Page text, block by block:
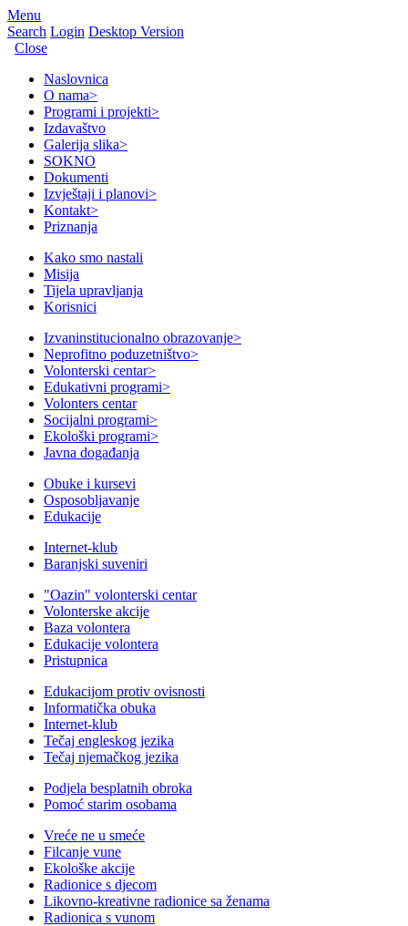
Menu
Search Login Desktop Version
Close
Naslovnica
O nama>
Programi i projekti>
Izdavaštvo
Galerija slika>
SOKNO
Dokumenti
Izvještaji i planovi>
Kontakt>
Priznanja
Kako smo nastali
Misija
Tijela upravljanja
Korisnici
Izvaninstitucionalno obrazovanje>
Neprofitno poduzetništvo>
Volonterski centar>
Edukativni programi>
Volonters centar
Socijalni programi>
Ekološki programi>
Javna događanja
Obuke i kursevi
Osposobljavanje
Edukacije
Internet-klub
Baranjski suveniri
"Oazin" volonterski centar
Volonterske akcije
Baza volontera
Edukacije volontera
Pristupnica
Edukacijom protiv ovisnosti
Informatička obuka
Internet-klub
Tečaj engleskog jezika
Tečaj njemačkog jezika
Podjela besplatnih obroka
Pomoć starim osobama
Vreće ne u smeće
Filcanje vune
Ekološke akcije
Radionice s djecom
Likovno-kreativne radionice sa ženama
Radionica s vunom